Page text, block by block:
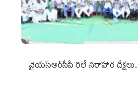
వైయ‌స్ఆర్‌సీపీ రిలే నిరాహార